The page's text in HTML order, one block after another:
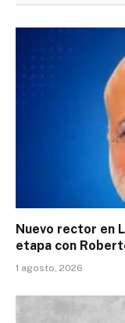
Nuevo rector en
etapa con
1 agosto, 2026